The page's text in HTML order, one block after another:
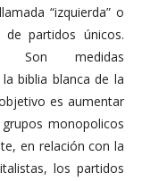
“izquierda” o
de partidos únicos.
Son medidas
biblia blanca de la
es aumentar
monopolicos
en relación con la
los partidos